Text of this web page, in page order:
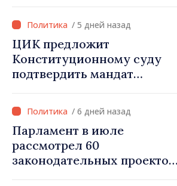
«Сердце Молдовы» на один
год
/ 5 дней назад
ЦИК предложит
Конституционному суду
подтвердить мандат
/ 6 дней назад
Парламент в июле
рассмотрел 60
законодательных проектов